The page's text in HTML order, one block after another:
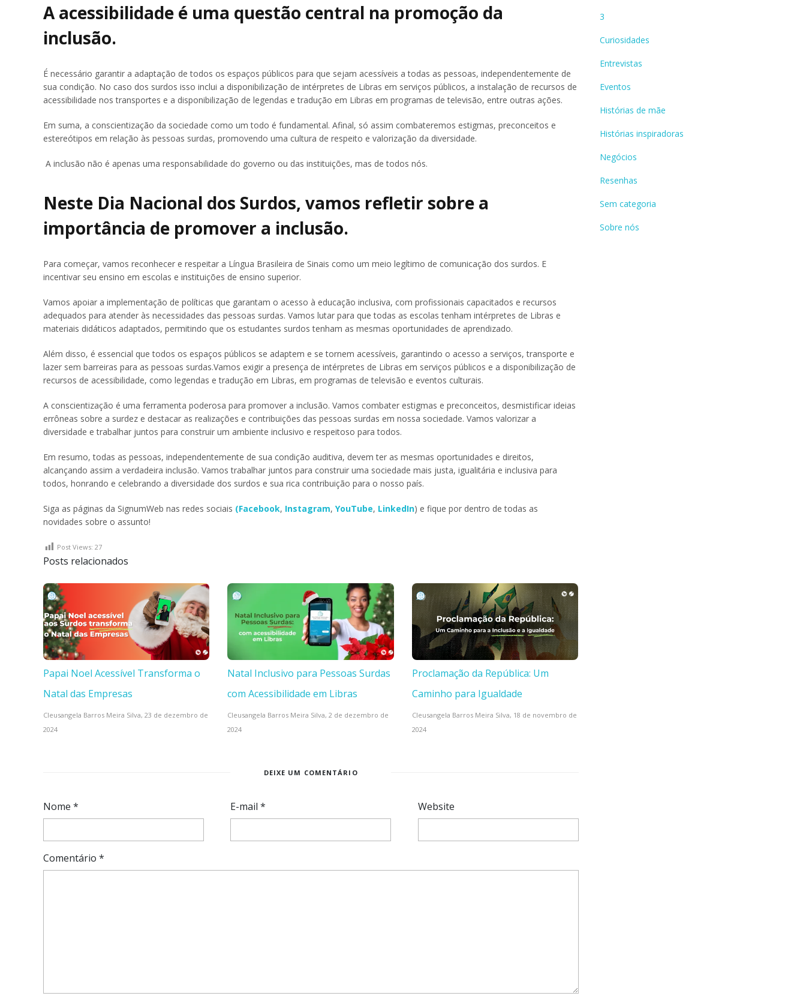
A acessibilidade é uma questão central na promoção da
inclusão.
É necessário garantir a adaptação de todos os espaços públicos para que sejam acessíveis a todas as pessoas, independentemente de
sua condição. No caso dos surdos isso inclui a disponibilização de intérpretes de Libras em serviços públicos, a instalação de recursos de
acessibilidade nos transportes e a disponibilização de legendas e tradução em Libras em programas de televisão, entre outras ações.
Em suma, a conscientização da sociedade como um todo é fundamental. Afinal, só assim combateremos estigmas, preconceitos e
estereótipos em relação às pessoas surdas, promovendo uma cultura de respeito e valorização da diversidade.
A inclusão não é apenas uma responsabilidade do governo ou das instituições, mas de todos nós.
Neste Dia Nacional dos Surdos, vamos refletir sobre a
importância de promover a inclusão.
Para começar, vamos reconhecer e respeitar a Língua Brasileira de Sinais como um meio legítimo de comunicação dos surdos. E
incentivar seu ensino em escolas e instituições de ensino superior.
Vamos apoiar a implementação de políticas que garantam o acesso à educação inclusiva, com profissionais capacitados e recursos
adequados para atender às necessidades das pessoas surdas. Vamos lutar para que todas as escolas tenham intérpretes de Libras e
materiais didáticos adaptados, permitindo que os estudantes surdos tenham as mesmas oportunidades de aprendizado.
Além disso, é essencial que todos os espaços públicos se adaptem e se tornem acessíveis, garantindo o acesso a serviços, transporte e
lazer sem barreiras para as pessoas surdas.Vamos exigir a presença de intérpretes de Libras em serviços públicos e a disponibilização de
recursos de acessibilidade, como legendas e tradução em Libras, em programas de televisão e eventos culturais.
A conscientização é uma ferramenta poderosa para promover a inclusão. Vamos combater estigmas e preconceitos, desmistificar ideias
errôneas sobre a surdez e destacar as realizações e contribuições das pessoas surdas em nossa sociedade. Vamos valorizar a
diversidade e trabalhar juntos para construir um ambiente inclusivo e respeitoso para todos.
Em resumo, todas as pessoas, independentemente de sua condição auditiva, devem ter as mesmas oportunidades e direitos,
alcançando assim a verdadeira inclusão. Vamos trabalhar juntos para construir uma sociedade mais justa, igualitária e inclusiva para
todos, honrando e celebrando a diversidade dos surdos e sua rica contribuição para o nosso país.
Siga as páginas da SignumWeb nas redes sociais (Facebook, Instagram, YouTube, LinkedIn) e fique por dentro de todas as
novidades sobre o assunto!
Post Views: 27
Posts relacionados
Papai Noel Acessível Transforma o
Natal das Empresas
Cleusangela Barros Meira Silva, 23 de dezembro de
2024
Natal Inclusivo para Pessoas Surdas
com Acessibilidade em Libras
Cleusangela Barros Meira Silva,2 de dezembro de
2024
Proclamação da República: Um
Caminho para Igualdade
Cleusangela Barros Meira Silva, 18 de novembro de
2024
DEIXE UM COMENTÁRIO
Nome * E-mail* Website
Comentário *
3
Curiosidades
Entrevistas
Eventos
Histórias de mãe
Histórias inspiradoras
Negócios
Resenhas
Sem categoria
Sobre nós